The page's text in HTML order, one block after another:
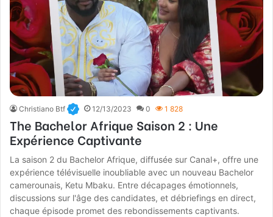
Christiano Btf 12/13/2023 0 1 828
The Bachelor Afrique Saison 2 : Une
Expérience Captivante
La saison 2 du Bachelor Afrique, diffusée sur Canal+, offre une
expérience télévisuelle inoubliable avec un nouveau Bachelor
camerounais, Ketu Mbaku. Entre décapages émotionnels,
discussions sur l'âge des candidates, et débriefings en direct,
chaque épisode promet des rebondissements captivants.